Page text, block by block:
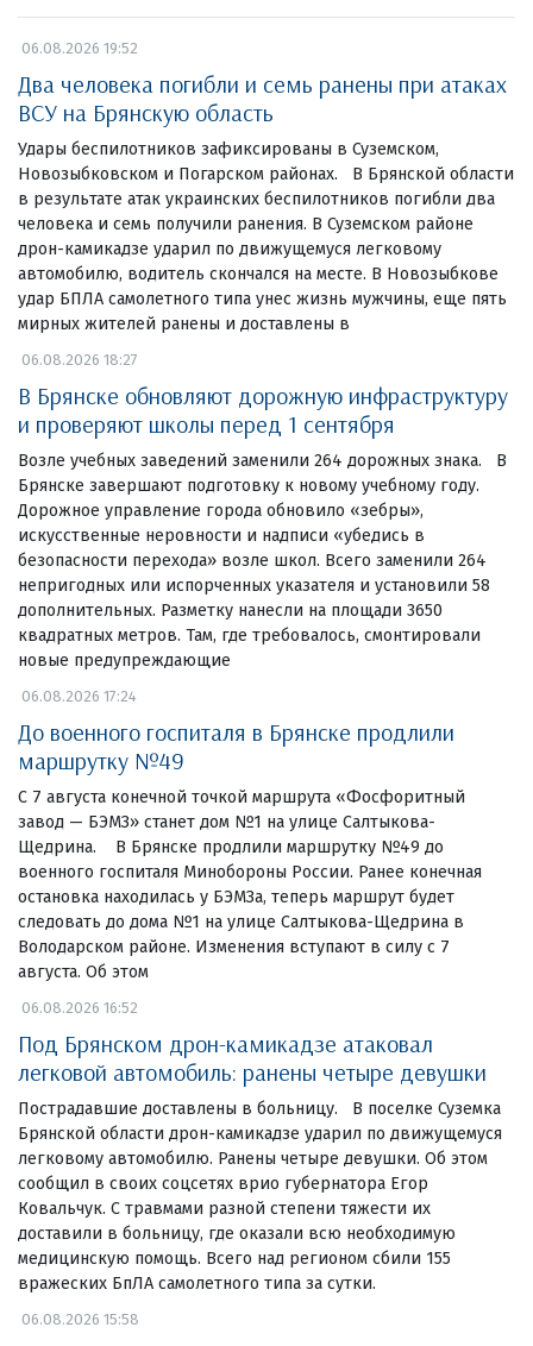
06.08.2026 19:52
Два человека погибли и семь ранены при атаках
ВСУ на Брянскую область
Удары беспилотников зафиксированы в Суземском,
Новозыбковском и Погарском районах. В Брянской области
в результате атак украинских беспилотников погибли два
человека и семь получили ранения. В Суземском районе
дрон-камикадзе ударил по движущемуся легковому
автомобилю, водитель скончался на месте. В Новозыбкове
удар БПЛА самолетного типа унес жизнь мужчины, еще пять
мирных жителей ранены и доставлены в
06.08.2026 18:27
В Брянске обновляют дорожную инфраструктуру
и проверяют школы перед 1 сентября
Возле учебных заведений заменили 264 дорожных знака. В
Брянске завершают подготовку к новому учебному году.
Дорожное управление города обновило «зебры»,
искусственные неровности и надписи «убедись в
безопасности перехода» возле школ. Всего заменили 264
непригодных или испорченных указателя и установили 58
дополнительных. Разметку нанесли на площади 3650
квадратных метров. Там, где требовалось, смонтировали
новые предупреждающие
06.08.2026 17:24
До военного госпиталя в Брянске продлили
маршрутку №49
С 7 августа конечной точкой маршрута «Фосфоритный
завод — БЭМЗ» станет дом №1 на улице Салтыкова-
Щедрина. В Брянске продлили маршрутку №49 до
военного госпиталя Минобороны России. Ранее конечная
остановка находилась у БЭМЗа, теперь маршрут будет
следовать до дома №1 на улице Салтыкова-Щедрина в
Володарском районе. Изменения вступают в силу с 7
августа. Об этом
06.08.2026 16:52
Под Брянском дрон-камикадзе атаковал
легковой автомобиль: ранены четыре девушки
Пострадавшие доставлены в больницу. В поселке Суземка
Брянской области дрон-камикадзе ударил по движущемуся
легковому автомобилю. Ранены четыре девушки. Об этом
сообщил в своих соцсетях врио губернатора Егор
Ковальчук. С травмами разной степени тяжести их
доставили в больницу, где оказали всю необходимую
медицинскую помощь. Всего над регионом сбили 155
вражеских БпЛА самолетного типа за сутки.
06.08.2026 15:58